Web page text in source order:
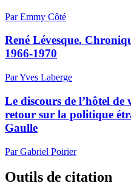
Par Emmy Côté
René Lévesque.
1966-1970
Par Yves Laberge
Le discours de l’hôtel
retour sur la politique
Gaulle
Par Gabriel Poirier
Outils de citation